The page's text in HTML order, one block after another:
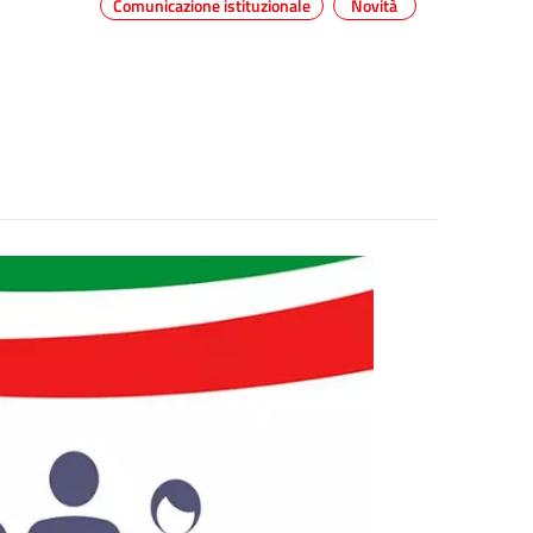
Comunicazione istituzionale Novità